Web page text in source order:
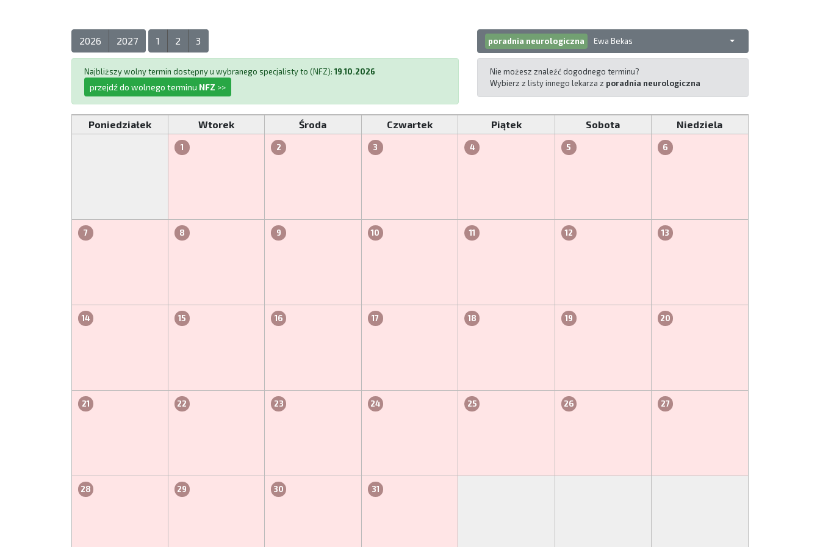
2026 2027 1 2 3 poradnia neurologiczna Ewa Bekas
Najbliższy wolny termin dostępny u wybranego specjalisty to (NFZ):19.10.2026
przejdź do wolnego terminu NFZ >>
Nie możesz znaleźć dogodnego terminu?
Wybierz z listy innego lekarza z poradnia neurologiczna
Poniedziałek Wtorek Środa Czwartek Piątek Sobota Niedziela
1 2 3 4 5 6
7 8 9 10 11 12 13
14 15 16 17 18 19 20
21 22 23 24 25 26 27
28 29 30 31